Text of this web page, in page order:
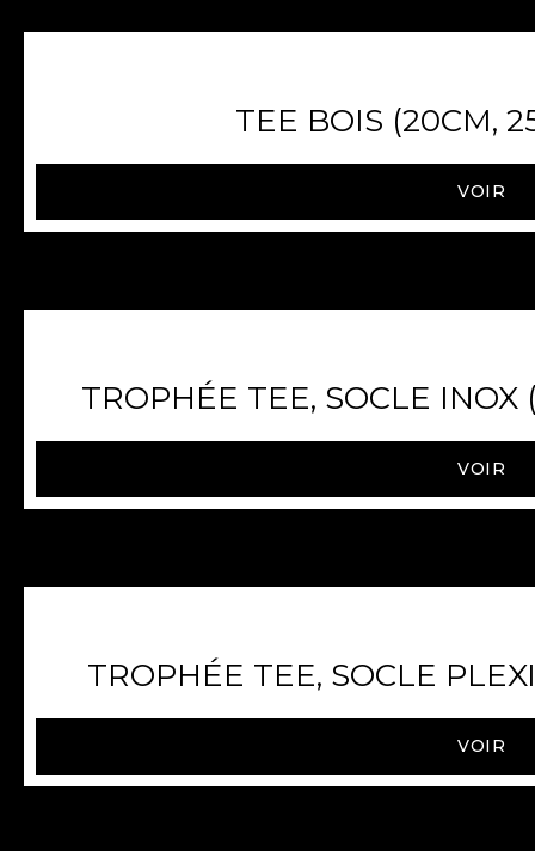
TEE BOIS (20CM,
VOIR
TROPHÉE TEE, SOCLE INOX
VOIR
TROPHÉE TEE, SOCLE
VOIR